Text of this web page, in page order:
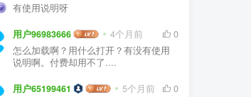
有使用说明呀
用户96983666 4个月前
0
怎么加载啊？用什么打开？有没有使用
说明啊。付费却用不了....
用户65199461 5个月前
0